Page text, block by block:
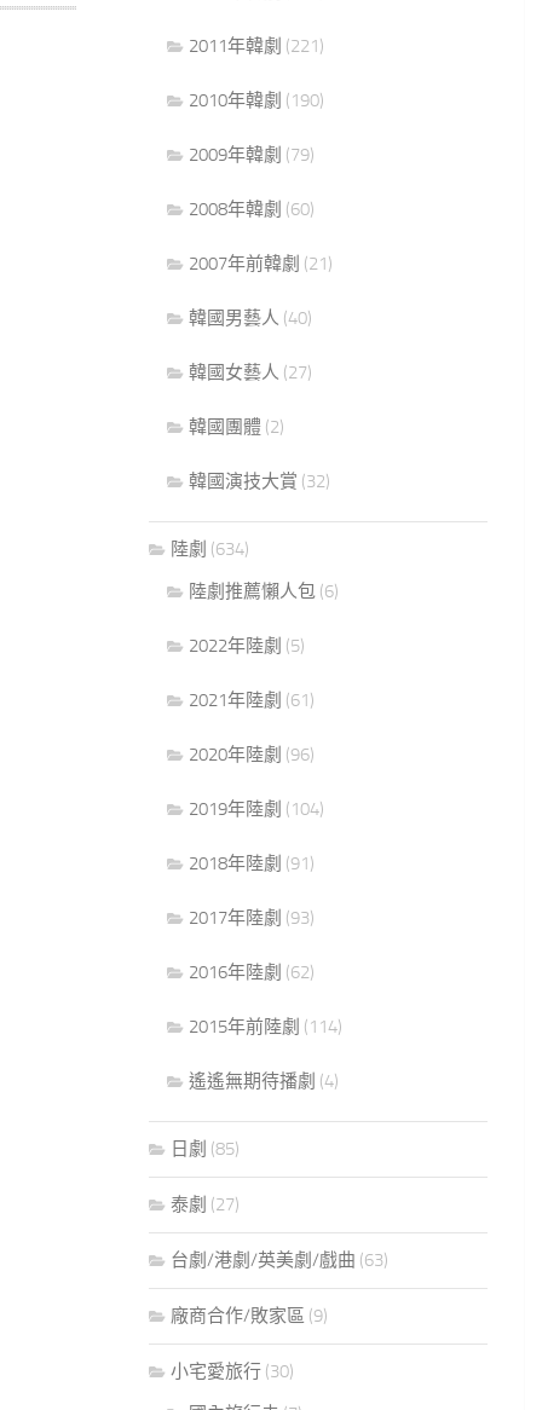
2011年韓劇 (221)
2010年韓劇 (190)
2009年韓劇 (79)
2008年韓劇 (60)
2007年前韓劇 (21)
韓國男藝人 (40)
韓國女藝人 (27)
韓國團體 (2)
韓國演技大賞 (32)
陸劇 (634)
陸劇推薦懶人包 (6)
2022年陸劇 (5)
2021年陸劇 (61)
2020年陸劇 (96)
2019年陸劇 (104)
2018年陸劇 (91)
2017年陸劇 (93)
2016年陸劇 (62)
2015年前陸劇 (114)
遙遙無期待播劇 (4)
日劇 (85)
泰劇 (27)
台劇/港劇/英美劇/戲曲 (63)
廠商合作/敗家區 (9)
小宅愛旅行 (30)